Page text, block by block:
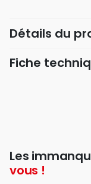
Détails du
Fiche
Les
vous !